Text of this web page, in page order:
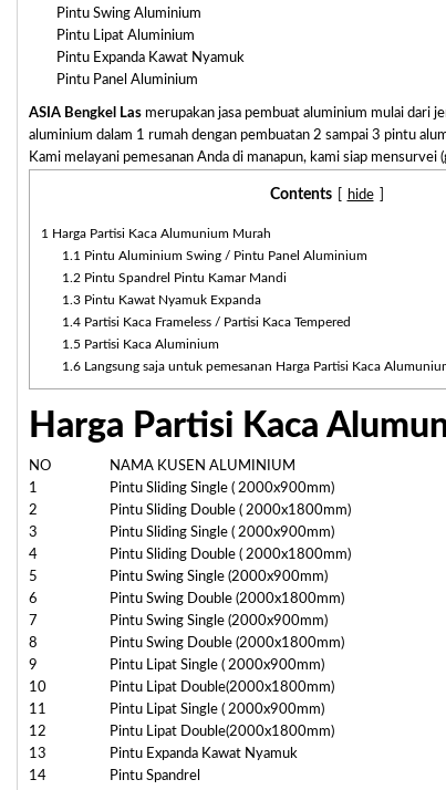
Pintu Swing Aluminium
Pintu Lipat Aluminium
Pintu Expanda Kawat Nyamuk
Pintu Panel Aluminium
ASIA Bengkel Las merupakan jasa pembuat aluminium mulai dari
aluminium dalam 1 rumah dengan pembuatan 2 sampai 3 pintu
Kami melayani pemesanan Anda di manapun, kami siap
Contents hide
1
Harga Partisi Kaca Alumunium Murah
1.1
Pintu Aluminium Swing / Pintu Panel Aluminium
1.2 Pintu Spandrel Pintu Kamar Mandi
1.3Pintu Kawat Nyamuk Expanda
1.4Partisi Kaca Frameless / Partisi Kaca Tempered
1.5 Partisi Kaca Aluminium
1.6Langsung saja untuk pemesanan Harga Partisi Kaca
Harga Partisi Kaca
NO NAMA KUSEN ALUMINIUM
1
Pintu Sliding Single ( 2000x900mm)
2
Pintu Sliding Double ( 2000x1800mm)
3
Pintu Sliding Single ( 2000x900mm)
4
Pintu Sliding Double ( 2000x1800mm)
5
Pintu Swing Single (2000x900mm)
6
Pintu Swing Double (2000x1800mm)
7
Pintu Swing Single (2000x900mm)
8
Pintu Swing Double (2000x1800mm)
9
Pintu Lipat Single ( 2000x900mm)
10
Pintu Lipat Double(2000x1800mm)
11
Pintu Lipat Single ( 2000x900mm)
12
Pintu Lipat Double(2000x1800mm)
13
Pintu Expanda Kawat Nyamuk
14
Pintu Spandrel